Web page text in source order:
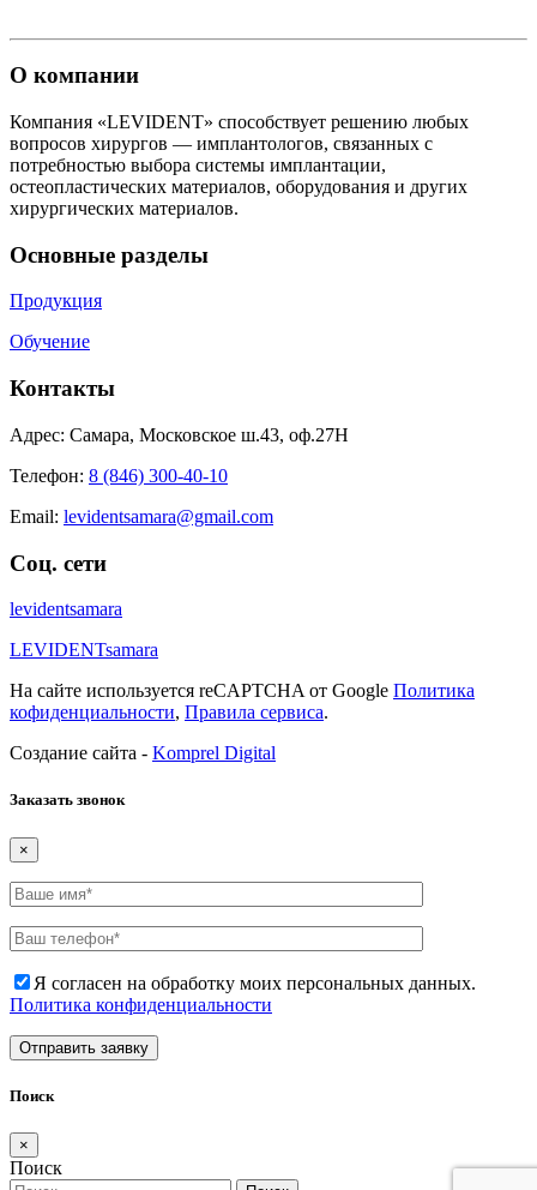
О компании
Компания «LEVIDENT» способствует решению любых
вопросов хирургов — имплантологов, связанных с
потребностью выбора системы имплантации,
остеопластических материалов, оборудования и других
хирургических материалов.
Основные разделы
Продукция
Обучение
Контакты
Адрес: Самара, Московское ш.43, оф.27Н
Телефон: 8 (846) 300-40-10
Email: levidentsamara@gmail.com
Соц. сети
levidentsamara
LEVIDENTsamara
На сайте используется reCAPTCHA от Google Политика
кофиденциальности, Правила сервиса.
Создание сайта - Komprel Digital
Заказать звонок
×
Я согласен на обработку моих персональных данных.
Политика конфиденциальности
Поиск
×
Поиск